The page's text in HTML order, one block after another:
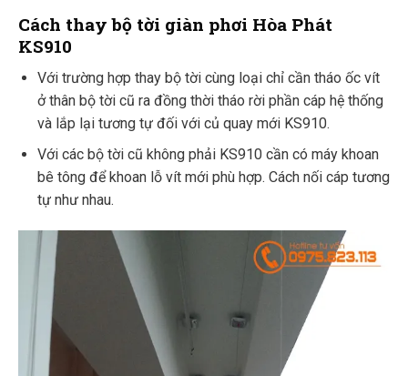
Cách thay bộ tời giàn phơi Hòa Phát
KS910
Với trường hợp thay bộ tời cùng loại chỉ cần tháo ốc vít
ở thân bộ tời cũ ra đồng thời tháo rời phần cáp hệ thống
và lắp lại tương tự đối với củ quay mới KS910.
Với các bộ tời cũ không phải KS910 cần có máy khoan
bê tông để khoan lỗ vít mới phù hợp. Cách nối cáp tương
tự như nhau.